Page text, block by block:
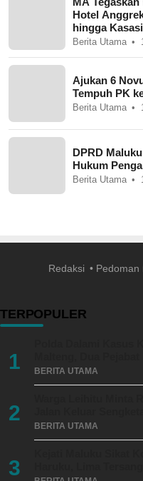
Hotel
hingga Kasasi
Berita Utama
Ajukan 6
Tempuh PK
Berita Utama
DPRD
Hukum
Berita Utama
Redaksi Pedoman
TERPOPULER
1 BERITA UTAMA
2
BERITA UTAMA
3